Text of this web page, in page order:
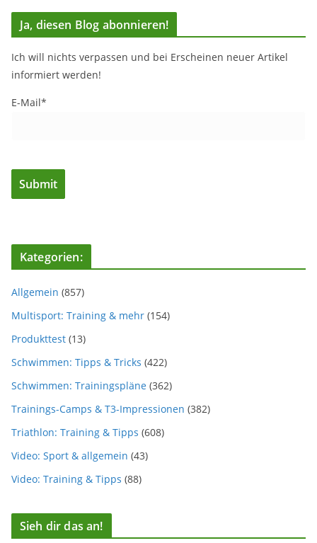
Ja, diesen Blog abonnieren!
Ich will nichts verpassen und bei Erscheinen neuer Artikel
informiert werden!
E-Mail*
Kategorien:
Allgemein (857)
Multisport: Training & mehr (154)
Produkttest (13)
Schwimmen: Tipps & Tricks (422)
Schwimmen: Trainingspläne (362)
Trainings-Camps & T3-Impressionen (382)
Triathlon: Training & Tipps (608)
Video: Sport & allgemein (43)
Video: Training & Tipps (88)
Sieh dir das an!